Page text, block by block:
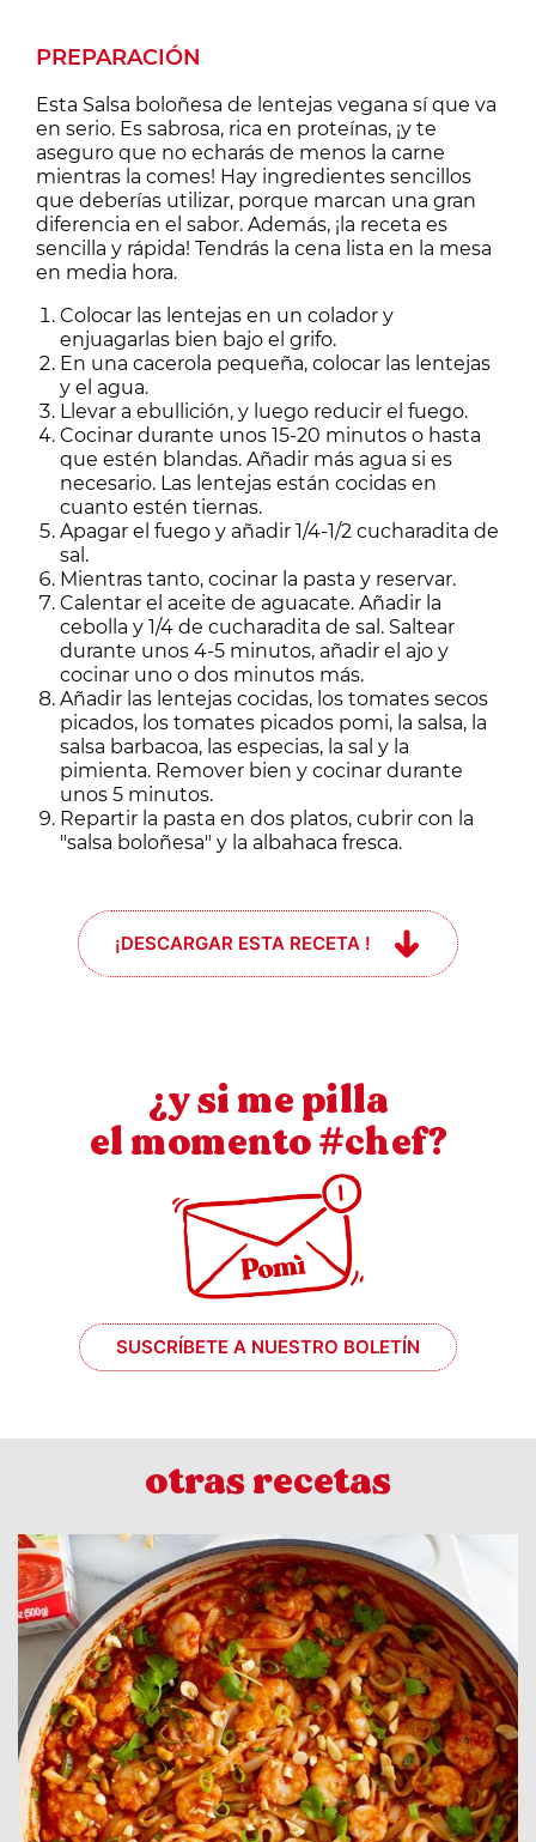
PREPARACIÓN
Esta Salsa boloñesa de lentejas vegana sí que va
en serio. Es sabrosa, rica en proteínas, ¡y te
aseguro que no echarás de menos la carne
mientras la comes! Hay ingredientes sencillos
que deberías utilizar, porque marcan una gran
diferencia en el sabor. Además, ¡la receta es
sencilla y rápida! Tendrás la cena lista en la mesa
en media hora.
Colocar las lentejas en un colador y
enjuagarlas bien bajo el grifo.
En una cacerola pequeña, colocar las lentejas
y el agua.
Llevar a ebullición, y luego reducir el fuego.
Cocinar durante unos 15-20 minutos o hasta
que estén blandas. Añadir más agua si es
necesario. Las lentejas están cocidas en
cuanto estén tiernas.
Apagar el fuego y añadir 1/4-1/2 cucharadita de
sal.
Mientras tanto, cocinar la pasta y reservar.
Calentar el aceite de aguacate. Añadir la
cebolla y 1/4 de cucharadita de sal. Saltear
durante unos 4-5 minutos, añadir el ajo y
cocinar uno o dos minutos más.
Añadir las lentejas cocidas, los tomates secos
picados, los tomates picados pomi, la salsa, la
salsa barbacoa, las especias, la sal y la
pimienta. Remover bien y cocinar durante
unos 5 minutos.
Repartir la pasta en dos platos, cubrir con la
"salsa boloñesa" y la albahaca fresca.
¡DESCARGAR ESTA RECETA !
¿y si me pilla
el momento #chef?
SUSCRÍBETE A NUESTRO BOLETÍN
otras recetas